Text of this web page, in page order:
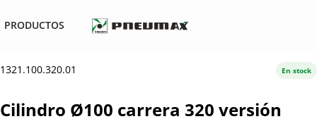
PRODUCTOS
1321.100.320.01
Cilindro Ø100 carrera 320 versión
En stock